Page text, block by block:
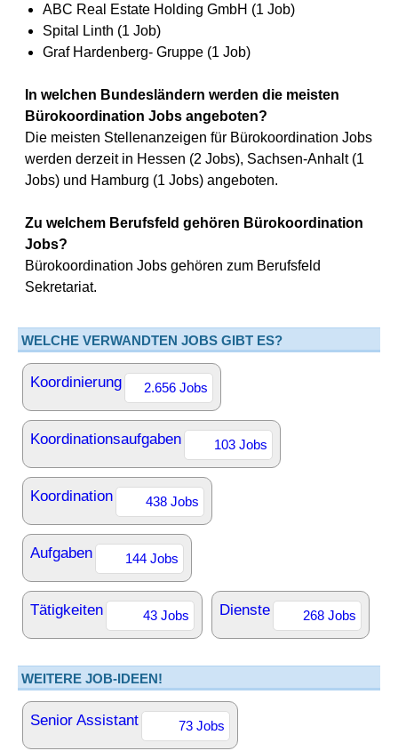
ABC Real Estate Holding GmbH (1 Job)
Spital Linth (1 Job)
Graf Hardenberg- Gruppe (1 Job)
In welchen Bundesländern werden die meisten
Bürokoordination Jobs angeboten?
Die meisten Stellenanzeigen für Bürokoordination Jobs
werden derzeit in Hessen (2 Jobs), Sachsen-Anhalt (1
Jobs) und Hamburg (1 Jobs) angeboten.
Zu welchem Berufsfeld gehören Bürokoordination
Jobs?
Bürokoordination Jobs gehören zum Berufsfeld
Sekretariat.
WELCHE VERWANDTEN JOBS GIBT ES?
Koordinierung 2.656 Jobs
Koordinationsaufgaben 103 Jobs
Koordination 438 Jobs
Aufgaben 144 Jobs
Tätigkeiten 43 Jobs Dienste 268 Jobs
WEITERE JOB-IDEEN!
Senior Assistant 73 Jobs